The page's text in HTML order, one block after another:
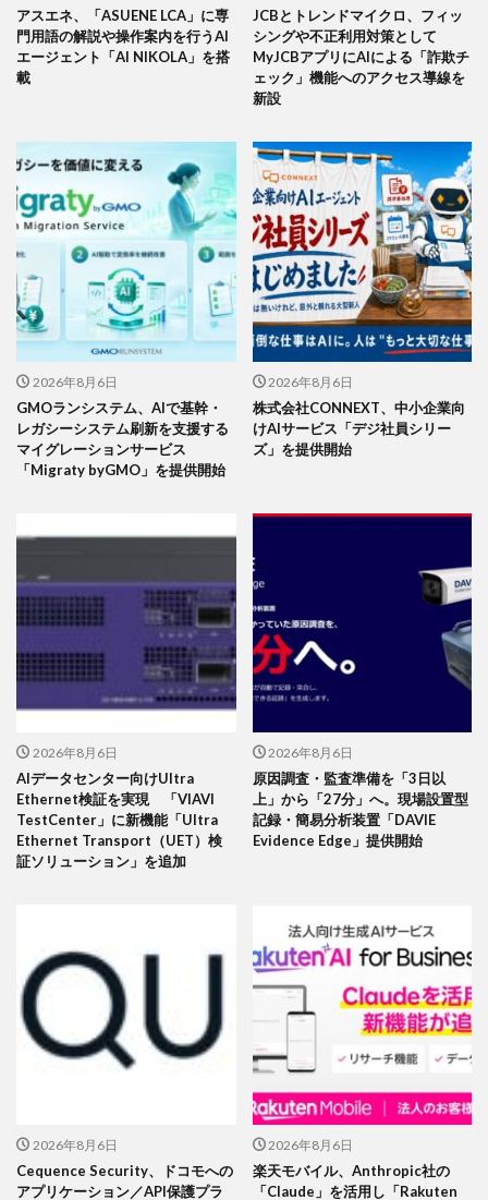
アスエネ、「ASUENE LCA」に専
門用語の解説や操作案内を行うAI
エージェント「AI NIKOLA」を搭
載
JCBとトレンドマイクロ、フィッ
シングや不正利用対策として
MyJCBアプリにAIによる「詐欺チ
ェック」機能へのアクセス導線を
新設
2026年8月6日
GMOランシステム、AIで基幹・
レガシーシステム刷新を支援する
マイグレーションサービス
「Migraty byGMO」を提供開始
2026年8月6日
株式会社CONNEXT、中小企業向
けAIサービス「デジ社員シリー
ズ」を提供開始
2026年8月6日
AIデータセンター向けUltra
Ethernet検証を実現 「VIAVI
TestCenter」に新機能「Ultra
Ethernet Transport（UET）検
証ソリューション」を追加
2026年8月6日
原因調査・監査準備を「3日以
上」から「27分」へ。現場設置型
記録・簡易分析装置「DAVIE
Evidence Edge」提供開始
2026年8月6日
Cequence Security、ドコモへの
アプリケーション／API保護プラ
2026年8月6日
楽天モバイル、Anthropic社の
「Claude」を活用し「Rakuten